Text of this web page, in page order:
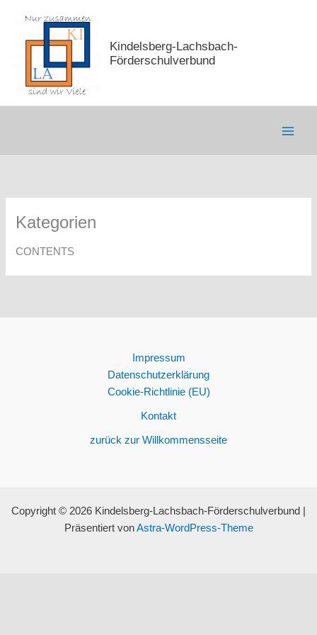
springen
Kindelsberg-Lachsbach-
Förderschulverbund
Kategorien
CONTENTS
Impressum
Datenschutzerklärung
Cookie-Richtlinie (EU)
Kontakt
zurück zur Willkommensseite
Copyright © 2026 Kindelsberg-Lachsbach-Förderschulverbund |
Präsentiert vonAstra-WordPress-Theme